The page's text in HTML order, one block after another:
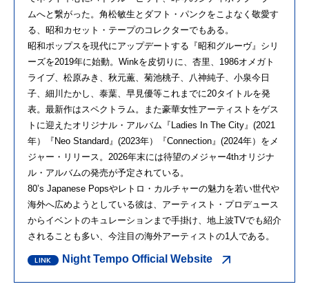
ムへと繋がった。角松敏生とダフト・パンクをこよなく敬愛す
る、昭和カセット・テープのコレクターでもある。
昭和ポップスを現代にアップデートする『昭和グルーヴ』シリ
ーズを2019年に始動。Winkを皮切りに、杏里、1986オメガト
ライブ、松原みき、秋元薫、菊池桃子、八神純子、小泉今日
子、細川たかし、泰葉、早見優等これまでに20タイトルを発
表。最新作はスペクトラム。また豪華女性アーティストをゲス
トに迎えたオリジナル・アルバム『Ladies In The City』(2021
年）『Neo Standard』(2023年）『Connection』(2024年）をメ
ジャー・リリース。2026年末には待望のメジャー4thオリジナ
ル・アルバムの発売が予定されている。
80’s Japanese Popsやレトロ・カルチャーの魅力を若い世代や
海外へ広めようとしている彼は、アーティスト・プロデュース
からイベントのキュレーションまで手掛け、地上波TVでも紹介
されることも多い、今注目の海外アーティストの1人である。
Night Tempo Official Website